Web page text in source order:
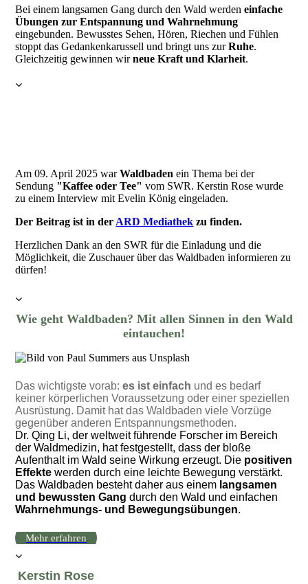
Bei einem langsamen Gang durch den Wald werdeneinfache
Übungen zur Entspannung und Wahrnehmung
eingebunden. Bewusstes Sehen, Hören, Riechen und Fühlen
stoppt das Gedankenkarussell und bringt uns zurRuhe.
Gleichzeitig gewinnen wirneue Kraft und Klarheit.
Am 09. April 2025 warWaldbaden ein Thema bei der
Sendung "Kaffee oder Tee" vom SWR. Kerstin Rose wurde
zu einem Interview mit Evelin König eingeladen.
Der Beitrag ist in der ARD Mediathek zu finden.
Herzlichen Dank an den SWR für die Einladung und die
Möglichkeit, die Zuschauer über das Waldbaden informieren zu
dürfen!
Wie geht Waldbaden? Mit allen Sinnen in den Wald
eintauchen!
Das wichtigste vorab:es ist einfach und es bedarf
keiner körperlichen Voraussetzung oder einer speziellen
Ausrüstung. Damit hat das Waldbaden viele Vorzüge
gegenüber anderen Entspannungsmethoden.
Dr. Qing Li, der weltweit führende Forscher im Bereich
der Waldmedizin, hat festgestellt, dass der bloße
Aufenthalt im Wald seine Wirkung erzeugt. Die positiven
Effekte werden durch eine leichte Bewegung verstärkt.
Das Waldbaden besteht daher aus einem langsamen
und bewussten Gang durch den Wald und einfachen
Wahrnehmungs- und Bewegungsübungen.
Mehr erfahren
Kerstin Rose